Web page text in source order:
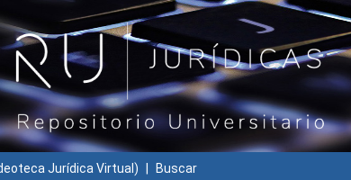
Jurídica Virtual) Buscar